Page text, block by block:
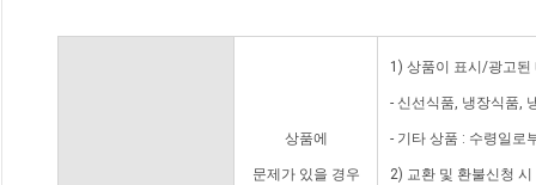
상품에
문제가 있을 경우
1) 상품이 표시/광고된
- 신선식품, 냉장식품,
- 기타 상품 : 수령일로
2) 교환 및 환불신청